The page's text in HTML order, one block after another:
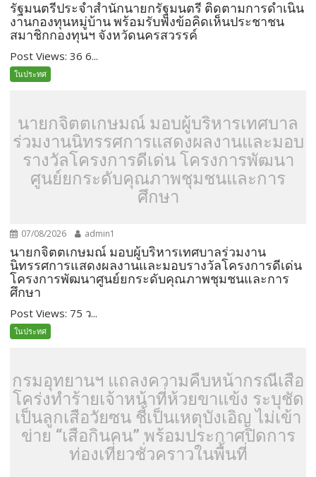
รัฐมนตรีประจำสำนักนายกรัฐมนตรี ติดตามการดำเนิน
งานกองทุนหมู่บ้าน พร้อมรับฟังข้อคิดเห็นประชาชน
สมาชิกกองทุนฯ จังหวัดนครสวรรค์
Post Views: 36 6...
ในประทศ
นายกจิตตเกษมณ์ มอบผู้บริหารเทศบาล
ร่วมงานนิทรรศการแสดงผลงานและมอบ
รางวัลโครงการดีเด่น โครงการพัฒนา
ศูนย์ยกระดับคุณภาพชุมชนและการ
ศึกษา
07/08/2026 admin1
นายกจิตตเกษมณ์ มอบผู้บริหารเทศบาลร่วมงาน
นิทรรศการแสดงผลงานและมอบรางวัลโครงการดีเด่น
โครงการพัฒนาศูนย์ยกระดับคุณภาพชุมชนและการ
ศึกษา
Post Views: 75 ว...
ในประทศ
กรมอุทยานฯ แถลงความคืบหน้ากรณีเสือ
โคร่งทำร้ายเจ้าหน้าที่ห้วยขาแข้ง ระบุชัด
เป็นลูกเสือวัยซน ชี้เป็นเหตุบังเอิญ ไม่เข้า
ข่าย​ “เสือกินคน” พร้อมประกาศปิดการ
ท่องเที่ยวชั่วคราวในพื้นที่